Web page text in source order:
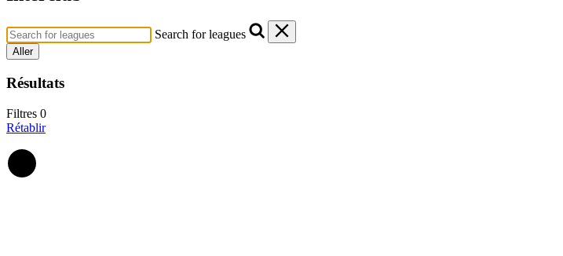
Search for leagues
Aller
Résultats
Filtres 0
Rétablir